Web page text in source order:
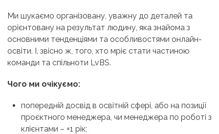
Ми шукаємо організовану, уважну до деталей та
орієнтовану на результат людину, яка знайома з
основними тенденціями та особливостями онлайн-
освіти. І, звісно ж, того, хто мріє стати частиною
команди та спільноти LvBS.
Чого ми очікуємо:
попередній досвід в освітній сфері, або на позиції
проєктного менеджера, чи менеджера по роботі з
клієнтами – +1 рік;